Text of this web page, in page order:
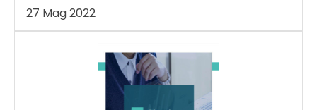
27 Mag 2022